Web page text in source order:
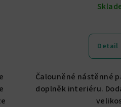
Detail
Čalouněné nástěnné
doplněk interiéru.